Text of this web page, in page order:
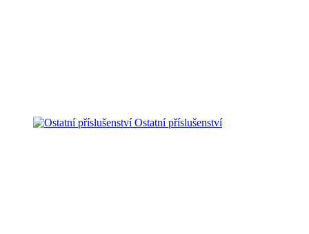
Ostatní příslušenství